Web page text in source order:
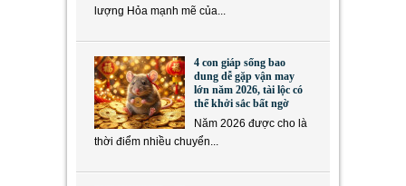
lượng Hỏa mạnh mẽ của...
4 con giáp sống bao
dung dễ gặp vận may
lớn năm 2026, tài lộc có
thể khởi sắc bất ngờ
Năm 2026 được cho là
thời điểm nhiều chuyển...